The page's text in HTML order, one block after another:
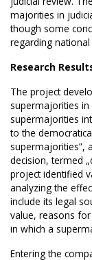
majorities in
though some
regarding
Research
The project
supermajorities
supermajorities
to the
supermajorities”,
decision, termed
project identified
analyzing the
include its legal
value, reasons
in which a
Entering the